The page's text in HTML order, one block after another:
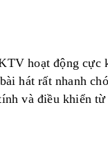
hoạt động cực
hát rất nhanh
và điều khiển